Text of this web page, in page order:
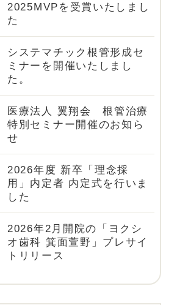
2025MVPを受賞いたしまし
た
システマチック根管形成セ
ミナーを開催いたしまし
た。
医療法人 翼翔会 根管治療
特別セミナー開催のお知ら
せ
2026年度 新卒「理念採
用」内定者 内定式を行いま
した
2026年2月開院の「ヨクシ
オ歯科 箕面萱野」プレサイ
トリリース